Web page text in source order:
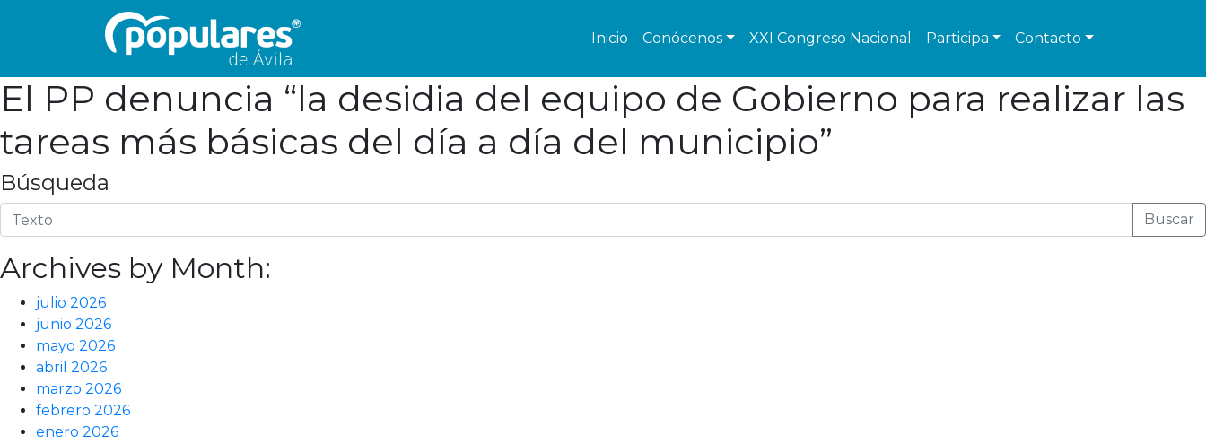
Inicio Conócenos XXI Congreso Nacional Participa Contacto
El PP denuncia “la desidia del equipo de Gobierno para realizar las
tareas más básicas del día a día del municipio”
Búsqueda
Buscar
Archives by Month:
julio 2026
junio 2026
mayo 2026
abril 2026
marzo 2026
febrero 2026
enero 2026